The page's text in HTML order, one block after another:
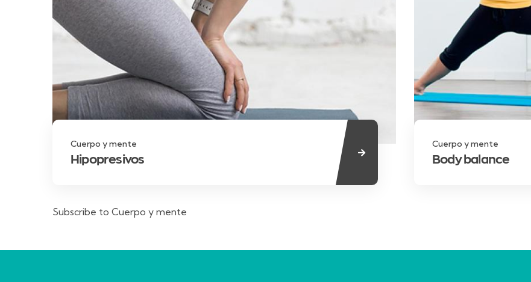
Cuerpo y mente
Hipopresivos
Cuerpo y mente
Body balance
Subscribe to Cuerpo y mente